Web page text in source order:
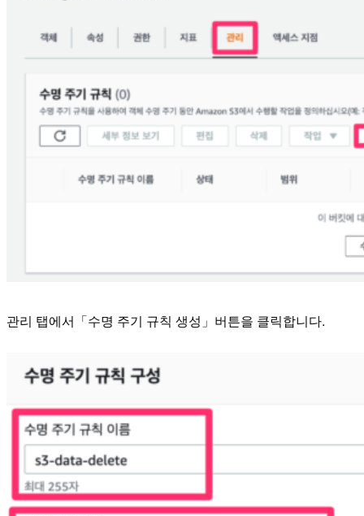
관리 탭에서「수명 주기 규칙 생성」버튼을 클릭합니다.